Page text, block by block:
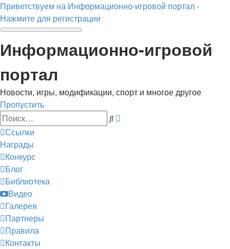
Приветствуем на Информационно-игровой портал -
Нажмите для регистрации
Информационно-игровой
портал
Новости, игры, модификации, спорт и многое другое
Пропустить
Поиск
Ссылки
Награды
Конкурс
Блог
Библиотека
Видео
Галерея
Партнеры
Правила
Контакты